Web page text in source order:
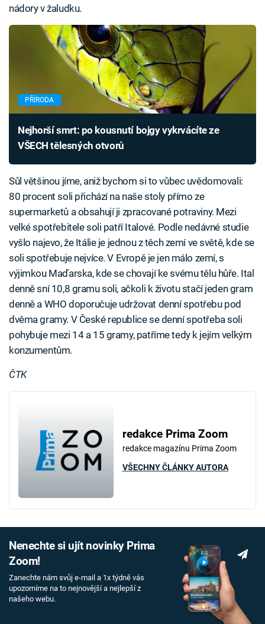
nádory v žaludku.
PŘÍRODA
Nejhorší smrt: po kousnutí bojgy vykrvácíte ze
VŠECH tělesných otvorů
Sůl většinou jíme, aniž bychom si to vůbec uvědomovali:
80 procent soli přichází na naše stoly přímo ze
supermarketů a obsahují ji zpracované potraviny. Mezi
velké spotřebitele soli patří Italové. Podle nedávné studie
vyšlo najevo, že Itálie je jednou z těch zemí ve světě, kde se
soli spotřebuje nejvíce. V Evropě je jen málo zemí, s
výjimkou Maďarska, kde se chovají ke svému tělu hůře. Ital
denně sní 10,8 gramu soli, ačkoli k životu stačí jeden gram
denně a WHO doporučuje udržovat denní spotřebu pod
dvěma gramy. V České republice se denní spotřeba soli
pohybuje mezi 14 a 15 gramy, patříme tedy k jejím velkým
konzumentům.
ČTK
redakce Prima Zoom
redakce magazínu Prima Zoom
VŠECHNY ČLÁNKY AUTORA
Nenechte si ujít novinky Prima
Zoom!
Zanechte nám svůj e-mail a 1x týdně vás
upozorníme na to nejnovější a nejlepší z
našeho webu.